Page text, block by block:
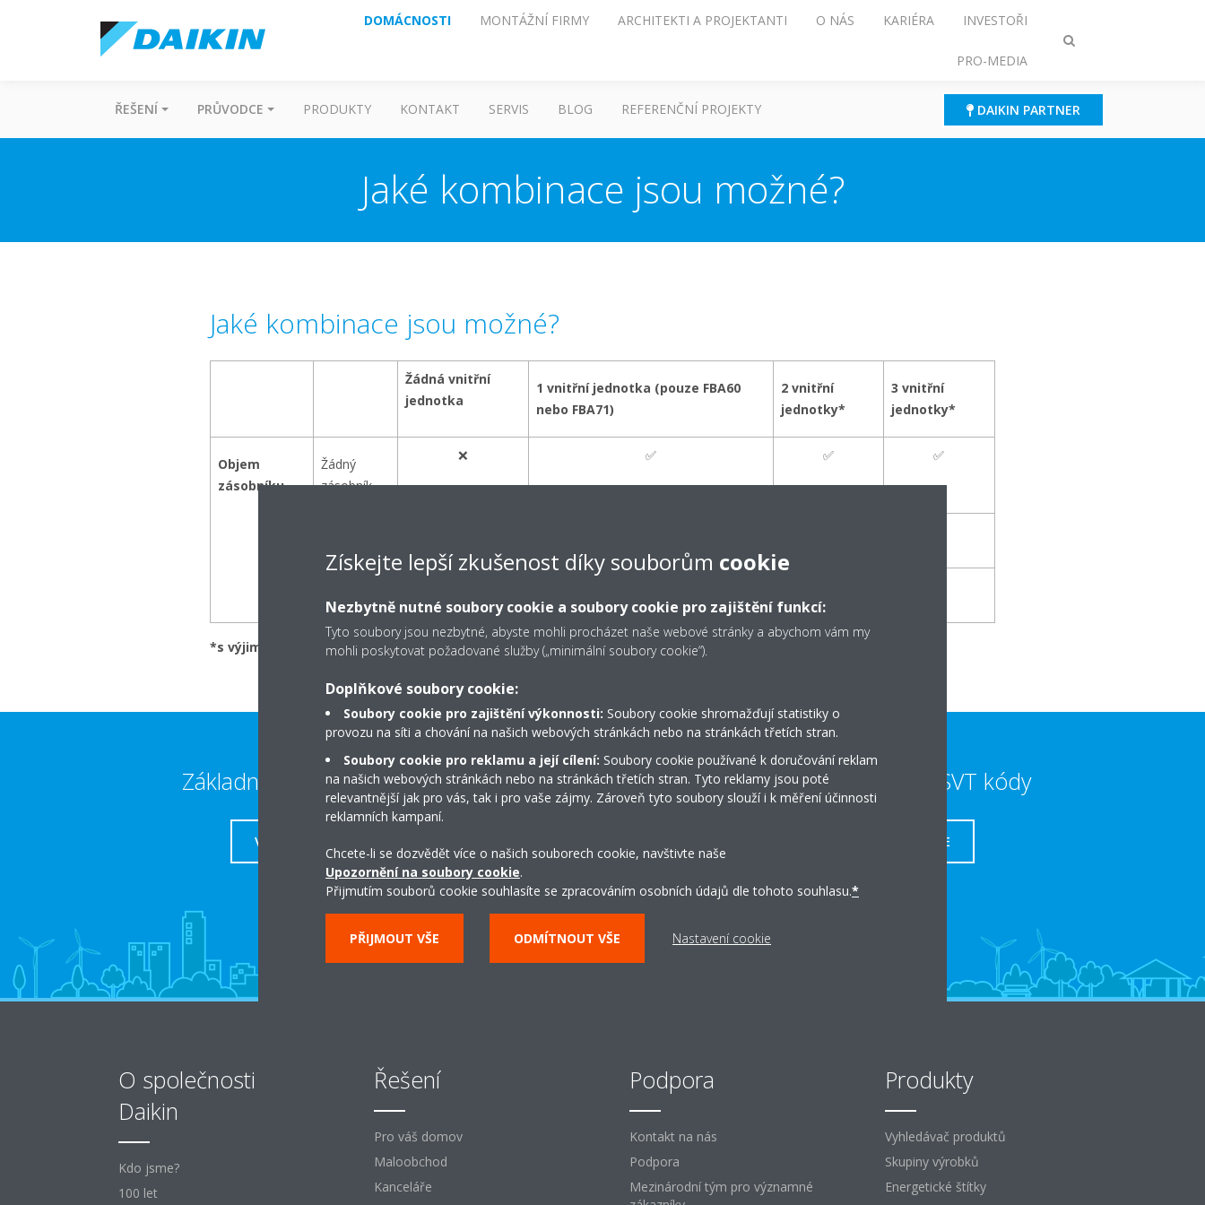
Přepnout
DOMÁCNOSTI MONTÁŽNÍ FIRMY ARCHITEKTI A PROJEKTANTI O NÁS KARIÉRA INVESTOŘI
PRO-MEDIA
ŘEŠENÍ PRŮVODCE PRODUKTY KONTAKT SERVIS BLOG REFERENČNÍ PROJEKTY DAIKIN PARTNER
Jaké kombinace jsou možné?
Jaké kombinace jsou možné?
Žádná vnitřní
jednotka
1 vnitřní jednotka (pouze FBA60
nebo FBA71)
2 vnitřní
jednotky*
3 vnitřní
jednotky*
Objem
zásobníku
Žádný
zásobník
❌ ✅ ✅ ✅
*s výjimkou FBA 60 a FBA71
Základní kontakty
VÍCE
Prohlédněte si náš virtuální
showroom
CHCI SI PROHLÉDNOUT ŘEŠENÍ DAIKIN
Dotace a SVT kódy
VÍCE
O společnosti
Daikin
Kdo jsme?
100 let
Řešení
Pro váš domov
Maloobchod
Kanceláře
Podpora
Kontakt na nás
Podpora
Mezinárodní tým pro významné
Produkty
Vyhledávač produktů
Skupiny výrobků
Energetické štítky
Získejte lepší zkušenost díky souborům cookie
Nezbytně nutné soubory cookie a soubory cookie pro zajištění funkcí:
Tyto soubory jsou nezbytné, abyste mohli procházet naše webové stránky a abychom vám my
mohli poskytovat požadované služby („minimální soubory cookie“).
Doplňkové soubory cookie:
Soubory cookie pro zajištění výkonnosti: Soubory cookie shromažďují statistiky o
provozu na síti a chování na našich webových stránkách nebo na stránkách třetích stran.
Soubory cookie pro reklamu a její cílení: Soubory cookie používané k doručování reklam
na našich webových stránkách nebo na stránkách třetích stran. Tyto reklamy jsou poté
relevantnější jak pro vás, tak i pro vaše zájmy. Zároveň tyto soubory slouží i k měření účinnosti
reklamních kampaní.
Chcete-li se dozvědět více o našich souborech cookie, navštivte naše
Upozornění na soubory cookie.
Přijmutím souborů cookie souhlasíte se zpracováním osobních údajů dle tohoto souhlasu.*
PŘIJMOUT VŠE ODMÍTNOUT VŠE Nastavení cookie